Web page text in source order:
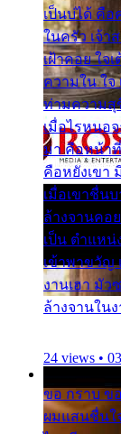
เป็นบ่ได้ คื
ในครัว เจ้า
เฝ้าคอย ใจ
ความใน ใจ
ท่ามความสุ
เมื่อไรหนอ
มา คือหน้าที่
คือหยังเขา
เมื่อเขาชื่น
ล้างจานคอ
เป็น ตำแหน่
เข้าพาขวัญ
งานเฮา มัว
ล้างจานในง
24 views •
ขอ กราบ ข
ผมแสนชื่นใ